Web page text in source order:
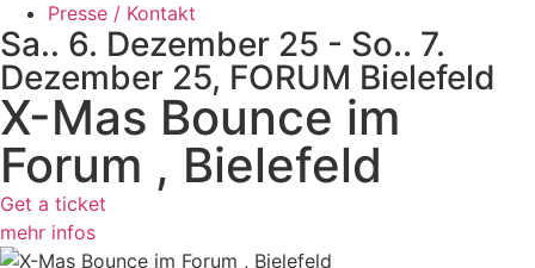
Presse / Kontakt
Sa.. 6. Dezember 25 - So.. 7.
Dezember 25, FORUM Bielefeld
X-Mas Bounce im
Forum , Bielefeld
Get a ticket
mehr infos